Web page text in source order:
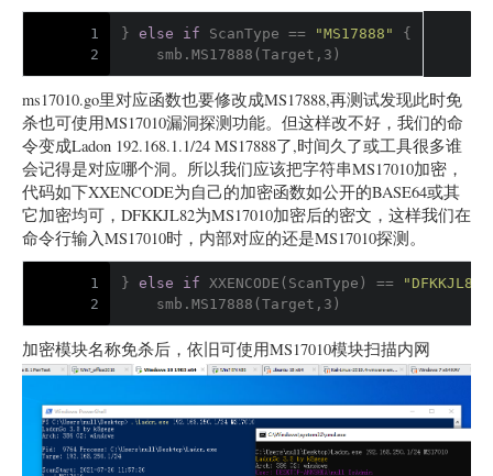
1
2
} else if ScanType == "MS17888"
{
    smb.MS17888(Target,3)
ms17010.go里对应函数也要修改成MS17888,再测试发现此时免
杀也可使用MS17010漏洞探测功能。但这样改不好，我们的命
令变成Ladon 192.168.1.1/24 MS17888了,时间久了或工具很多谁
会记得是对应哪个洞。所以我们应该把字符串MS17010加密，
代码如下XXENCODE为自己的加密函数如公开的BASE64或其
它加密均可，DFKKJL82为MS17010加密后的密文，这样我们在
命令行输入MS17010时，内部对应的还是MS17010探测。
1
2
} else if XXENCODE(ScanType) == "DFKKJL82"
    smb.MS17888(Target,3)
加密模块名称免杀后，依旧可使用MS17010模块扫描内网